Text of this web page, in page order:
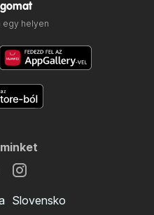
egy helyen
Slovensko